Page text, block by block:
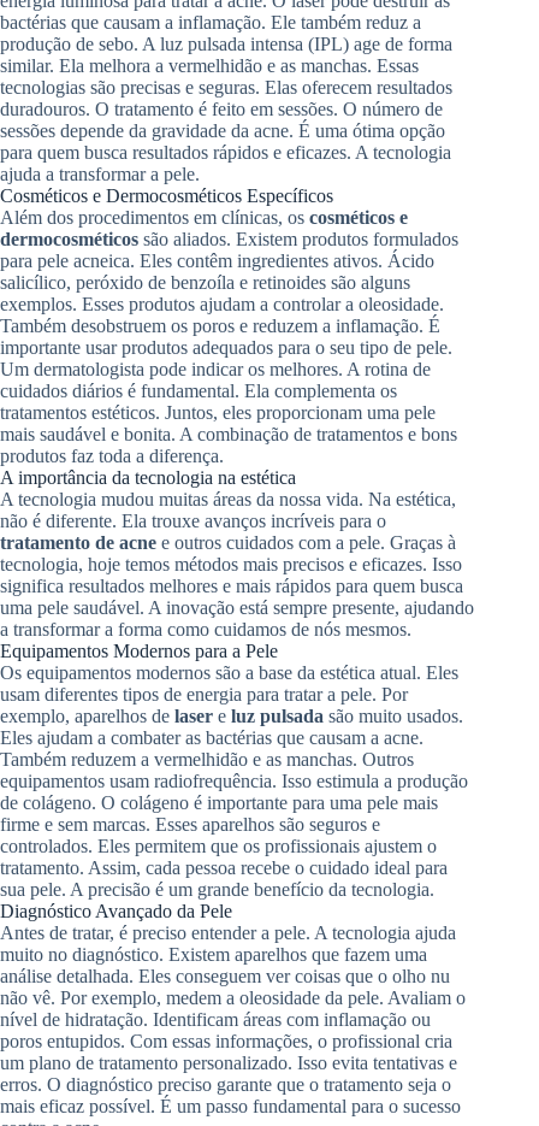
bactérias que causam a inflamação. Ele também reduz a
produção de sebo. A luz pulsada intensa (IPL) age de forma
similar. Ela melhora a vermelhidão e as manchas. Essas
tecnologias são precisas e seguras. Elas oferecem resultados
duradouros. O tratamento é feito em sessões. O número de
sessões depende da gravidade da acne. É uma ótima opção
para quem busca resultados rápidos e eficazes. A tecnologia
ajuda a transformar a pele.
Cosméticos e Dermocosméticos Específicos
Além dos procedimentos em clínicas, os cosméticos e
dermocosméticos são aliados. Existem produtos formulados
para pele acneica. Eles contêm ingredientes ativos. Ácido
salicílico, peróxido de benzoíla e retinoides são alguns
exemplos. Esses produtos ajudam a controlar a oleosidade.
Também desobstruem os poros e reduzem a inflamação. É
importante usar produtos adequados para o seu tipo de pele.
Um dermatologista pode indicar os melhores. A rotina de
cuidados diários é fundamental. Ela complementa os
tratamentos estéticos. Juntos, eles proporcionam uma pele
mais saudável e bonita. A combinação de tratamentos e bons
produtos faz toda a diferença.
A importância da tecnologia na estética
A tecnologia mudou muitas áreas da nossa vida. Na estética,
não é diferente. Ela trouxe avanços incríveis para o
tratamento de acne e outros cuidados com a pele. Graças à
tecnologia, hoje temos métodos mais precisos e eficazes. Isso
significa resultados melhores e mais rápidos para quem busca
uma pele saudável. A inovação está sempre presente, ajudando
a transformar a forma como cuidamos de nós mesmos.
Equipamentos Modernos para a Pele
Os equipamentos modernos são a base da estética atual. Eles
usam diferentes tipos de energia para tratar a pele. Por
exemplo, aparelhos de laser e luz pulsada são muito usados.
Eles ajudam a combater as bactérias que causam a acne.
Também reduzem a vermelhidão e as manchas. Outros
equipamentos usam radiofrequência. Isso estimula a produção
de colágeno. O colágeno é importante para uma pele mais
firme e sem marcas. Esses aparelhos são seguros e
controlados. Eles permitem que os profissionais ajustem o
tratamento. Assim, cada pessoa recebe o cuidado ideal para
sua pele. A precisão é um grande benefício da tecnologia.
Diagnóstico Avançado da Pele
Antes de tratar, é preciso entender a pele. A tecnologia ajuda
muito no diagnóstico. Existem aparelhos que fazem uma
análise detalhada. Eles conseguem ver coisas que o olho nu
não vê. Por exemplo, medem a oleosidade da pele. Avaliam o
nível de hidratação. Identificam áreas com inflamação ou
poros entupidos. Com essas informações, o profissional cria
um plano de tratamento personalizado. Isso evita tentativas e
erros. O diagnóstico preciso garante que o tratamento seja o
mais eficaz possível. É um passo fundamental para o sucesso